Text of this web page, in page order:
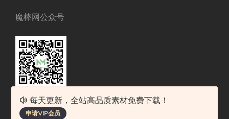
魔棒网公众号
魔棒网提供优质设计模板下载，分享优秀的设计。素材包含了APP设计、
每天更新，全站高品质素材免费下载！
申请VIP会员